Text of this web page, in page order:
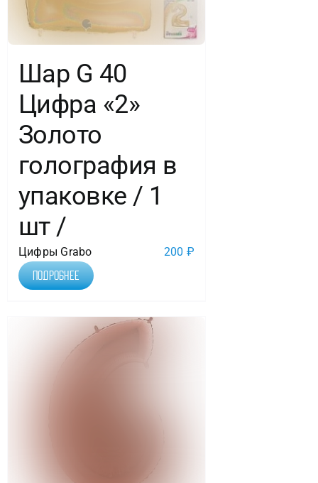
Шар G 40
Цифра «2»
Золото
голография в
упаковке / 1
шт /
Цифры Grabo 200 ₽
Подробнее